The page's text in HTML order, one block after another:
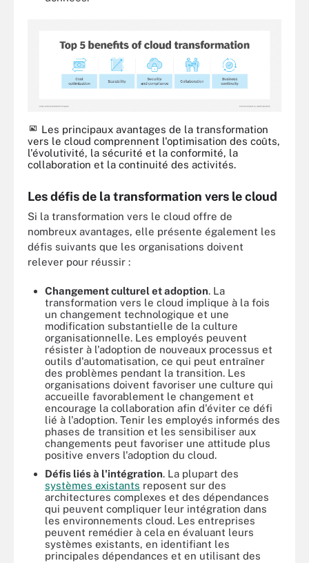
Les principaux avantages de la transformation
vers le cloud comprennent l'optimisation des coûts,
l'évolutivité, la sécurité et la conformité, la
collaboration et la continuité des activités.
Les défis de la transformation vers le cloud
Si la transformation vers le cloud offre de
nombreux avantages, elle présente également les
défis suivants que les organisations doivent
relever pour réussir :
Changement culturel et adoption. La
transformation vers le cloud implique à la fois
un changement technologique et une
modification substantielle de la culture
organisationnelle. Les employés peuvent
résister à l'adoption de nouveaux processus et
outils d'automatisation, ce qui peut entraîner
des problèmes pendant la transition. Les
organisations doivent favoriser une culture qui
accueille favorablement le changement et
encourage la collaboration afin d'éviter ce défi
lié à l'adoption. Tenir les employés informés des
phases de transition et les sensibiliser aux
changements peut favoriser une attitude plus
positive envers l'adoption du cloud.
Défis liés à l'intégration. La plupart des
systèmes existants reposent sur des
architectures complexes et des dépendances
qui peuvent compliquer leur intégration dans
les environnements cloud. Les entreprises
peuvent remédier à cela en évaluant leurs
systèmes existants, en identifiant les
principales dépendances et en utilisant des